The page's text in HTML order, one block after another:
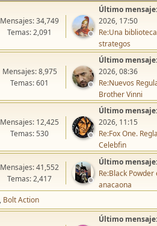
Mensajes: 34,749
Temas: 2,091
Último
2026, 17:50
Re:Una
strategos
Mensajes: 8,975
Temas: 601
Último
2026, 08:36
Re:Nuevos
Brother Vinni
Mensajes: 12,425
Temas: 530
Último mensaje:
2026, 11:15
Re:Fox One.
Celebfin
Mensajes: 41,552
Temas: 2,417
Último mensaje:
Re:Black Powder
anacaona
Bolt Action
Último mensaje: